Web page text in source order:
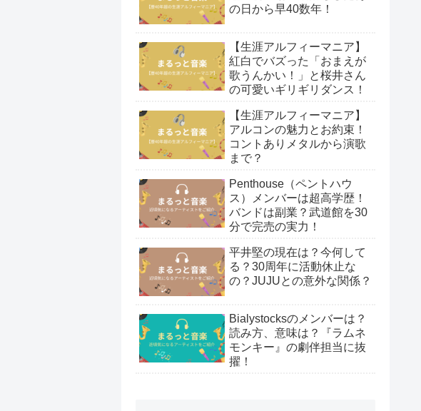
の日から早40数年！
【生涯アルフィーマニア】
紅白でバズった「おまえが
歌うんかい！」と桜井さん
の可愛いギリギリダンス！
【生涯アルフィーマニア】
アルコンの魅力とお約束！
コントありメタルから演歌
まで？
Penthouse（ペントハウ
ス）メンバーは超高学歴！
バンドは副業？武道館を30
分で完売の実力！
平井堅の現在は？今何して
る？30周年に活動休止な
の？JUJUとの意外な関係？
Bialystocksのメンバーは？
読み方、意味は？『ラムネ
モンキー』の劇伴担当に抜
擢！